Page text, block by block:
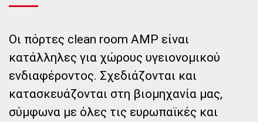
Οι πόρτες clean room AMP είναι
κατάλληλες για χώρους υγειονομικού
ενδιαφέροντος. Σχεδιάζονται και
κατασκευάζονται στη βιομηχανία μας,
σύμφωνα με όλες τις ευρωπαϊκές και